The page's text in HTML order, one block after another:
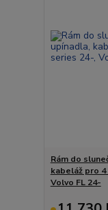
Rám do
kabeláž pro 4
Volvo FL 24-